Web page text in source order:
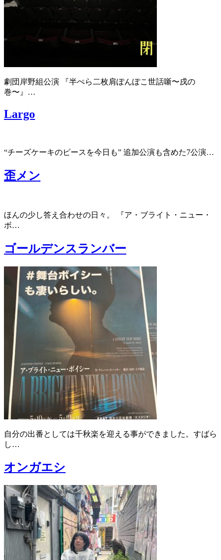
劇団岸野組公演 『半ぺら二枚肩ぽんぽこ世話噺〜戌の
巻〜』…
Largo
“チーズケーキのピースを今日も” 追加公演も含めた7公演…
歪メン
ほんの少し答え合わせの日々。 『ア・ブライト・ニュー・
ボ…
ゴールデンスランバー
自分の出番としては千秋楽を迎える事ができました。すばら
し…
オンガエシ